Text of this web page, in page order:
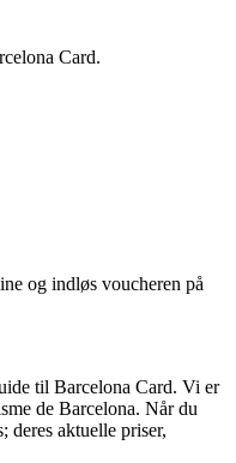
Card.
og indløs voucheren på
til Barcelona Card. Vi er
de Barcelona. Når du
deres aktuelle priser,